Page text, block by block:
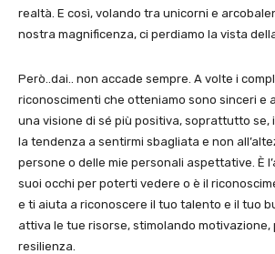
realtà. E così, volando tra unicorni e
nostra magnificenza, ci perdiamo la vista
Però..dai.. non accade sempre. A volte i
riconoscimenti che otteniamo sono sinceri e
una visione di sé più positiva, soprattutto se,
la tendenza a sentirmi sbagliata e non
persone o delle mie personali aspettative. È
suoi occhi per poterti vedere o è il
e ti aiuta a riconoscere il tuo talento e il tuo
attiva le tue risorse, stimolando motivazione,
resilienza.